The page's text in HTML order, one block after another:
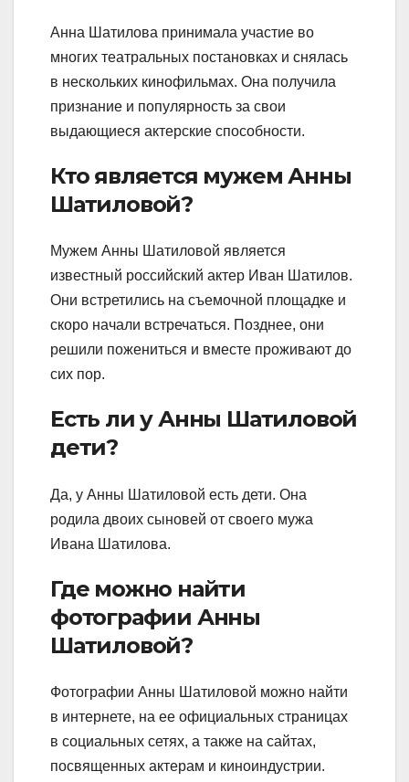
Анна Шатилова принимала участие во
многих театральных постановках и снялась
в нескольких кинофильмах. Она получила
признание и популярность за свои
выдающиеся актерские способности.
Кто является мужем Анны
Шатиловой?
Мужем Анны Шатиловой является
известный российский актер Иван Шатилов.
Они встретились на съемочной площадке и
скоро начали встречаться. Позднее, они
решили пожениться и вместе проживают до
сих пор.
Есть ли у Анны Шатиловой
дети?
Да, у Анны Шатиловой есть дети. Она
родила двоих сыновей от своего мужа
Ивана Шатилова.
Где можно найти
фотографии Анны
Шатиловой?
Фотографии Анны Шатиловой можно найти
в интернете, на ее официальных страницах
в социальных сетях, а также на сайтах,
посвященных актерам и киноиндустрии.